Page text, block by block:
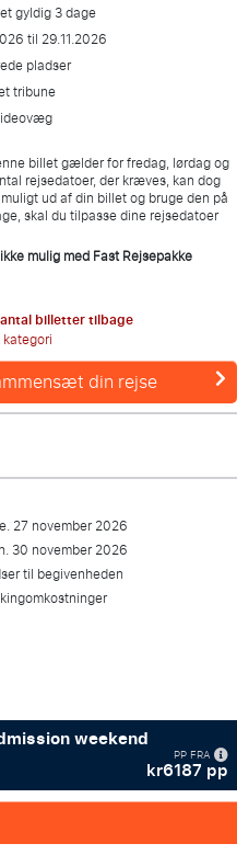
gyldig 3 dage
til 29.11.2026
pladser
tribune
billet gælder for fredag, lørdag og
rejsedatoer, der kræves, kan dog
ud af din billet og bruge den på
skal du tilpasse dine rejsedatoer
mulig medFast Rejsepakke
antal billetter tilbage
din rejse
27 november 2026
30 november 2026
til begivenheden
weekend
PP FRA
kr6187 pp